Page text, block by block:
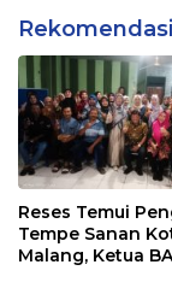
Reses Temui
Tempe Sanan
Malang, Ketua